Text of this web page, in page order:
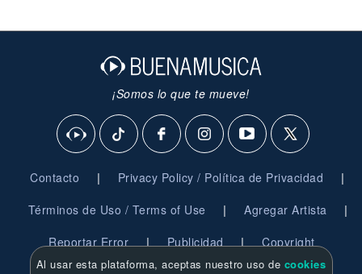
¡Somos lo que te mueve!
Contacto | Privacy Policy / Política de Privacidad |
Términos de Uso / Terms of Use | Agregar Artista |
Reportar Error | Publicidad | Copyright
Al usar esta plataforma, aceptas nuestro uso de cookies